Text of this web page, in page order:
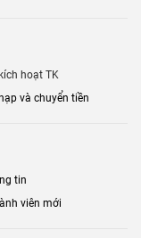
hoạt TK
và chuyển tiền
tin
viên mới